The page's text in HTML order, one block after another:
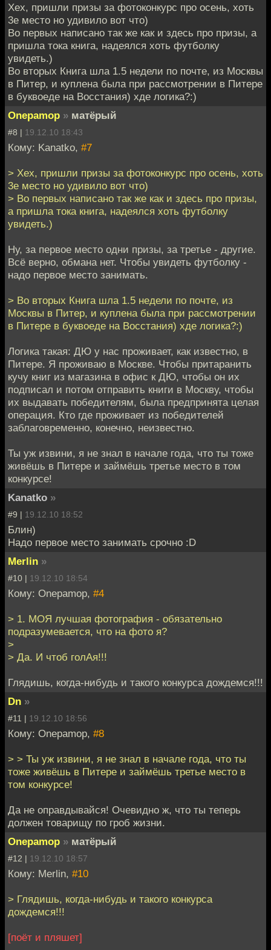
Хех, пришли призы за фотоконкурс про осень, хоть
3е место но удивило вот что)
Во первых написано так же как и здесь про призы, а
пришла тока книга, надеялся хоть футболку
увидеть.)
Во вторых Книга шла 1.5 недели по почте, из Москвы
в Питер, и куплена была при рассмотрении в Питере
в буквоеде на Восстания) хде логика?:)
Onepamop » матёрый
#8 | 19.12.10 18:43
Кому: Kanatko, #7
> Хех, пришли призы за фотоконкурс про осень, хоть
3е место но удивило вот что)
> Во первых написано так же как и здесь про призы,
а пришла тока книга, надеялся хоть футболку
увидеть.)
Ну, за первое место одни призы, за третье - другие.
Всё верно, обмана нет. Чтобы увидеть футболку -
надо первое место занимать.
> Во вторых Книга шла 1.5 недели по почте, из
Москвы в Питер, и куплена была при рассмотрении
в Питере в буквоеде на Восстания) хде логика?:)
Логика такая: ДЮ у нас проживает, как известно, в
Питере. Я проживаю в Москве. Чтобы притаранить
кучу книг из магазина в офис к ДЮ, чтобы он их
подписал и потом отправить книги в Москву, чтобы
их выдавать победителям, была предпринята целая
операция. Кто где проживает из победителей
заблаговременно, конечно, неизвестно.
Ты уж извини, я не знал в начале года, что ты тоже
живёшь в Питере и займёшь третье место в том
конкурсе!
Kanatko »
#9 | 19.12.10 18:52
Блин)
Надо первое место занимать срочно :D
Merlin »
#10 | 19.12.10 18:54
Кому: Onepamop, #4
> 1. МОЯ лучшая фотография - обязательно
подразумевается, что на фото я?
>
> Да. И чтоб голАя!!!
Глядишь, когда-нибудь и такого конкурса дождемся!!!
Dn »
#11 | 19.12.10 18:56
Кому: Onepamop, #8
> > Ты уж извини, я не знал в начале года, что ты
тоже живёшь в Питере и займёшь третье место в
том конкурсе!
Да не оправдывайся! Очевидно ж, что ты теперь
должен товарищу по гроб жизни.
Onepamop » матёрый
#12 | 19.12.10 18:57
Кому: Merlin, #10
> Глядишь, когда-нибудь и такого конкурса
дождемся!!!
[поёт и пляшет]